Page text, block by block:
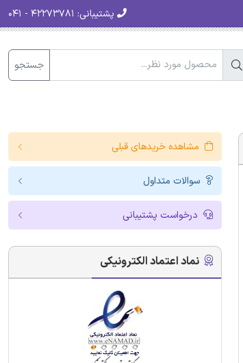
پشتیبانی:
جستجو
مشاهده خریدهای قبلی
سوالات متداول
درخواست پشتیبانی
نماد اعتماد الکترونیکی